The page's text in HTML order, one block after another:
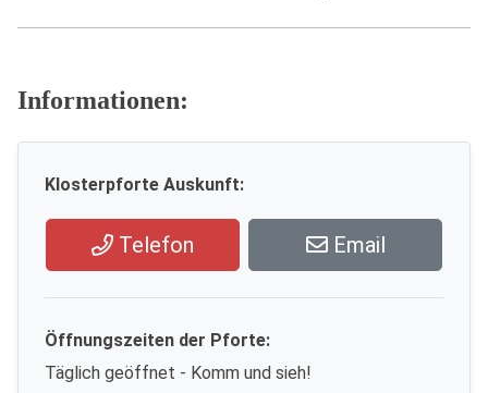
Informationen:
Klosterpforte Auskunft:
Telefon Email
Öffnungszeiten der Pforte:
Täglich geöffnet - Komm und sieh!